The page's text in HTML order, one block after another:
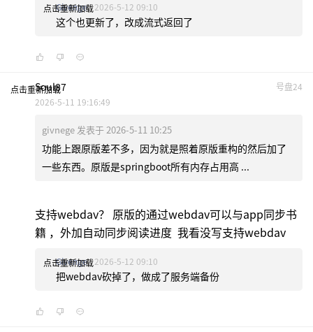
点击重新加载
Givenge 2026-5-12 09:10
这个也更新了，改成流式返回了
点击重新加载 号盘24
Soul87
2026-5-11 19:16:49
givnege 发表于 2026-5-11 10:25
功能上跟原版差不多，因为就是照着原版重构的然后加了
一些东西。原版是springboot所有内存占用高 ...
支持webdav？ 原版的通过webdav可以与app同步书
籍 ，外加自动同步阅读进度 我看没写支持webdav
点击重新加载
Givenge 2026-5-12 09:10
把webdav砍掉了，做成了服务端备份